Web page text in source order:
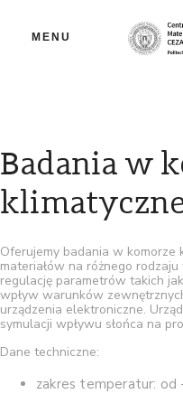
MENU
Badania w
Oferujemy badania w komorze
materiałów na różnego
regulację parametrów takich
wpływ warunków
urządzenia elektroniczne.
symulacji wpływu słońca na
Dane techniczne:
zakres temperatur: od